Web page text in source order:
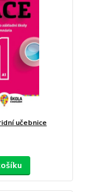
učebnice